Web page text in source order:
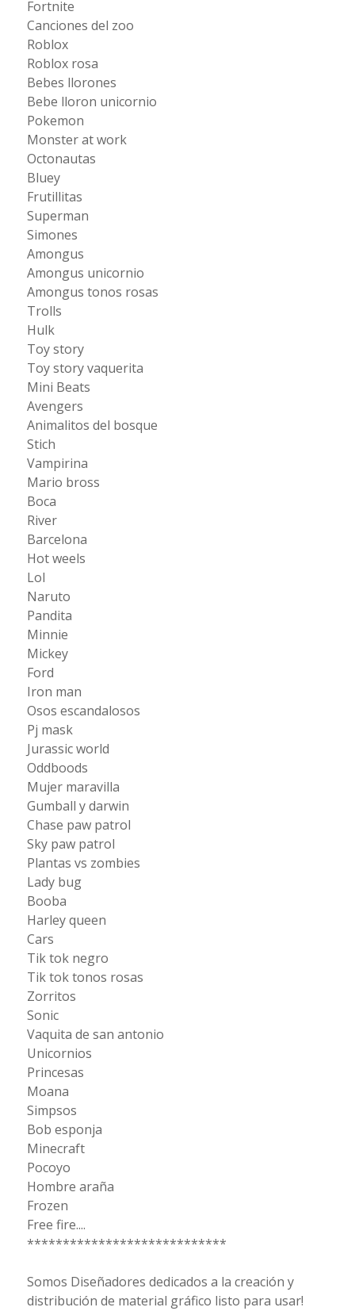
Fortnite
Canciones del zoo
Roblox
Roblox rosa
Bebes llorones
Bebe lloron unicornio
Pokemon
Monster at work
Octonautas
Bluey
Frutillitas
Superman
Simones
Amongus
Amongus unicornio
Amongus tonos rosas
Trolls
Hulk
Toy story
Toy story vaquerita
Mini Beats
Avengers
Animalitos del bosque
Stich
Vampirina
Mario bross
Boca
River
Barcelona
Hot weels
Lol
Naruto
Pandita
Minnie
Mickey
Ford
Iron man
Osos escandalosos
Pj mask
Jurassic world
Oddboods
Mujer maravilla
Gumball y darwin
Chase paw patrol
Sky paw patrol
Plantas vs zombies
Lady bug
Booba
Harley queen
Cars
Tik tok negro
Tik tok tonos rosas
Zorritos
Sonic
Vaquita de san antonio
Unicornios
Princesas
Moana
Simpsos
Bob esponja
Minecraft
Pocoyo
Hombre araña
Frozen
Free fire....
****************************
Somos Diseñadores dedicados a la creación y
distribución de material gráfico listo para usar!